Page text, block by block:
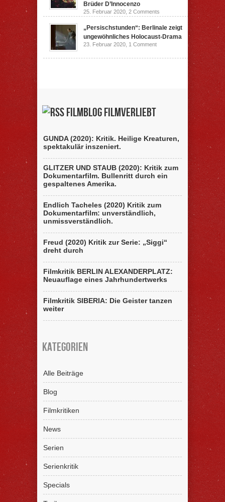
Brüder D’Innocenzo
25. Februar 2020, 2 Comments
„Persischstunden“: Berlinale zeigt
ungewöhnliches Holocaust-Drama
23. Februar 2020, 1 Comment
Filmblog filmverliebt
GUNDA (2020): Kritik. Heilige Kreaturen,
spektakulär inszeniert.
GLITZER UND STAUB (2020): Kritik zum
Dokumentarfilm. Bullenritt durch ein
gespaltenes Amerika.
Endlich Tacheles (2020) Kritik zum
Dokumentarfilm: unverständlich,
unmissverständlich.
Freud (2020) Kritik zur Serie: „Siggi“
dreht durch
Filmkritik BERLIN ALEXANDERPLATZ:
Neuauflage eines Jahrhundertwerks
Filmkritik SIBERIA: Die Geister tanzen
weiter
Kategorien
Alle Beiträge
Blog
Filmkritiken
News
Serien
Serienkritik
Specials